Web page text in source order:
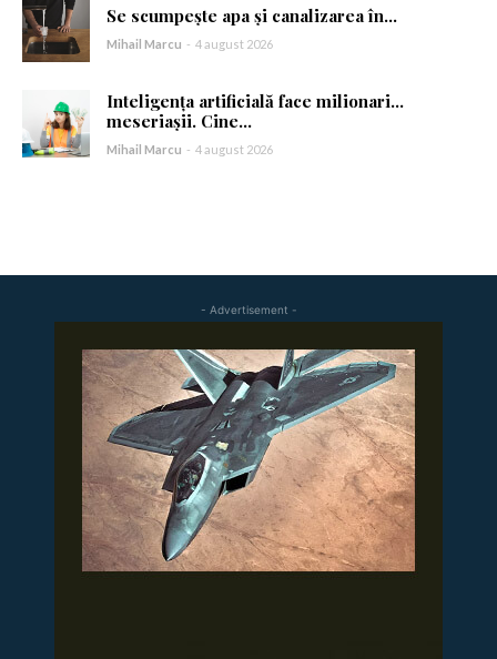
Am citit și accept Politica de confidențialitate
Se scumpește apa și canalizarea în...
Mihail Marcu - 4 august 2026
Inteligența artificială face milionari…
meseriașii. Cine...
Mihail Marcu - 4 august 2026
- Advertisement -